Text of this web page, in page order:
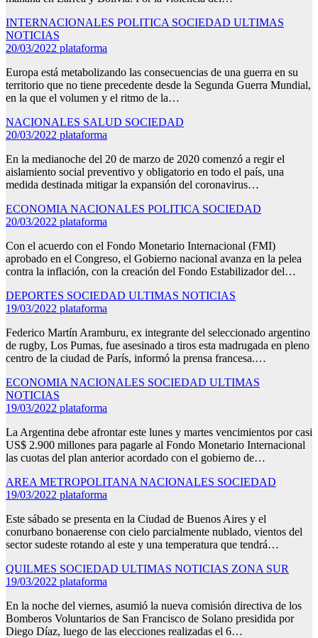
INTERNACIONALES POLITICA SOCIEDAD ULTIMAS
NOTICIAS
20/03/2022 plataforma
Europa está metabolizando las consecuencias de una guerra en su
territorio que no tiene precedente desde la Segunda Guerra Mundial,
en la que el volumen y el ritmo de la…
NACIONALES SALUD SOCIEDAD
20/03/2022 plataforma
En la medianoche del 20 de marzo de 2020 comenzó a regir el
aislamiento social preventivo y obligatorio en todo el país, una
medida destinada mitigar la expansión del coronavirus…
ECONOMIA NACIONALES POLITICA SOCIEDAD
20/03/2022 plataforma
Con el acuerdo con el Fondo Monetario Internacional (FMI)
aprobado en el Congreso, el Gobierno nacional avanza en la pelea
contra la inflación, con la creación del Fondo Estabilizador del…
DEPORTES SOCIEDAD ULTIMAS NOTICIAS
19/03/2022 plataforma
Federico Martín Aramburu, ex integrante del seleccionado argentino
de rugby, Los Pumas, fue asesinado a tiros esta madrugada en pleno
centro de la ciudad de París, informó la prensa francesa.…
ECONOMIA NACIONALES SOCIEDAD ULTIMAS
NOTICIAS
19/03/2022 plataforma
La Argentina debe afrontar este lunes y martes vencimientos por casi
US$ 2.900 millones para pagarle al Fondo Monetario Internacional
las cuotas del plan anterior acordado con el gobierno de…
AREA METROPOLITANA NACIONALES SOCIEDAD
19/03/2022 plataforma
Este sábado se presenta en la Ciudad de Buenos Aires y el
conurbano bonaerense con cielo parcialmente nublado, vientos del
sector sudeste rotando al este y una temperatura que tendrá…
QUILMES SOCIEDAD ULTIMAS NOTICIAS ZONA SUR
19/03/2022 plataforma
En la noche del viernes, asumió la nueva comisión directiva de los
Bomberos Voluntarios de San Francisco de Solano presidida por
Diego Díaz, luego de las elecciones realizadas el 6…